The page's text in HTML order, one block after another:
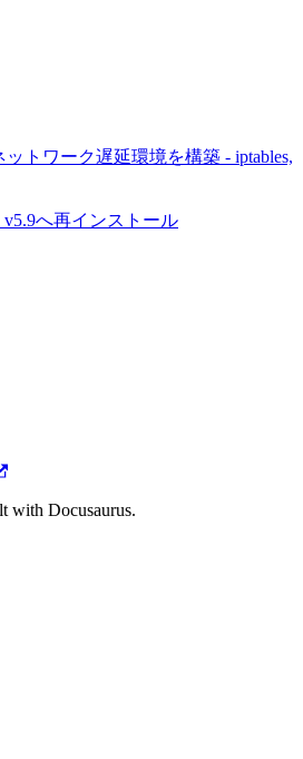
トワーク遅延環境を構築 - iptables,
v5.9へ再インストール
with Docusaurus.